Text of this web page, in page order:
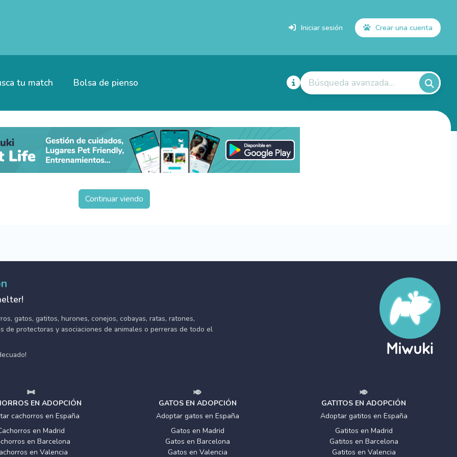
Iniciar sesión Crear una cuenta
tu match Bolsa de pienso Búsqueda avanzada...
Continuar viendo
gatos, gatitos, hurones, conejos, cobayas, ratas, ratones,
de protectoras y asociaciones de animales o perreras de todo el
EN ADOPCIÓN
cachorros en España
en Madrid
en Barcelona
en Valencia
GATOS EN ADOPCIÓN
Adoptar gatos en España
Gatos en Madrid
Gatos en Barcelona
Gatos en Valencia
GATITOS EN ADOPCIÓN
Adoptar gatitos en España
Gatitos en Madrid
Gatitos en Barcelona
Gatitos en Valencia